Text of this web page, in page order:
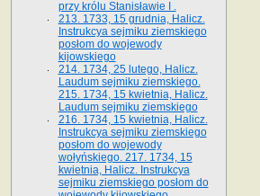
przy królu Stanisławie I .
213. 1733, 15 grudnia, Halicz.
Instrukcya sejmiku ziemskiego
posłom do wojewody
kijowskiego
214. 1734, 25 lutego, Halicz.
Laudum sejmiku ziemskiego.
215. 1734, 15 kwietnia, Halicz.
Laudum sejmiku ziemskiego
216. 1734, 15 kwietnia, Halicz.
Instrukcya sejmiku ziemskiego
posłom do wojewody
wołyńskiego. 217. 1734, 15
kwietnia, Halicz. Instrukcya
sejmiku ziemskiego posłom do